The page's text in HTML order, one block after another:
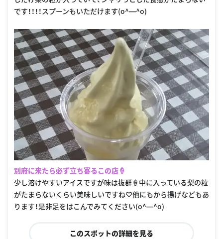
です！！！！スプーンもいただけます(o^―^o)
別府に来たら必ず立ち寄るこの店🍦
少し溶けやすいアイスですが味は抜群🍦中に入っている梨の粒
がたまらないくらい美味しいですね♡他にもから揚げなどもあ
ります！是非足をはこんでみてください(o^―^o)
このスポットの詳細を見る